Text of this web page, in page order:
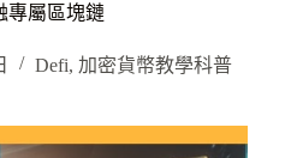
專屬區塊鏈
Defi, 加密貨幣教學科普